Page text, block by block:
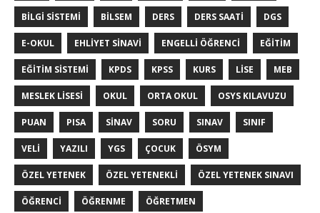
BILGI SISTEMI BILSEM DERS DERS SAATI DGS
E-OKUL EHLIYET SINAVI ENGELLI ÖĞRENCI EĞITIM
EĞITIM SISTEMI KPDS KPSS KURS LISE MEB
MESLEK LISESI OKUL ORTA OKUL OSYS KILAVUZU
PUAN PISA SINAV SORU SINAV SINIF
VELI YAZILI YGS ÇOCUK ÖSYM
ÖZEL YETENEK ÖZEL YETENEKLI ÖZEL YETENEK SINAVI
ÖĞRENCI ÖĞRENME ÖĞRETMEN